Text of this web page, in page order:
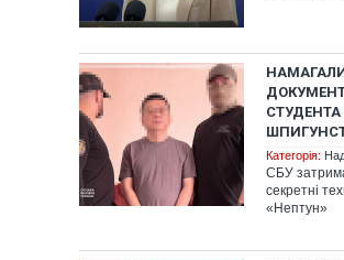
Категорія:
СБУ
секретні
«Нептун»